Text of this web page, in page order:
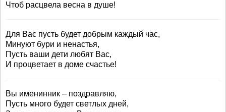
Чтоб расцвела весна в душе!
Для Вас пусть будет добрым каждый час,
Минуют бури и ненастья,
Пусть ваши дети любят Вас,
И процветает в доме счастье!
Вы именинник – поздравляю,
Пусть много будет светлых дней,